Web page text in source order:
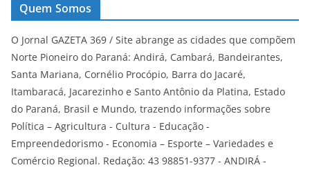
Quem Somos
O Jornal GAZETA 369 / Site abrange as cidades que compõem
Norte Pioneiro do Paraná: Andirá, Cambará, Bandeirantes,
Santa Mariana, Cornélio Procópio, Barra do Jacaré,
Itambaracá, Jacarezinho e Santo Antônio da Platina, Estado
do Paraná, Brasil e Mundo, trazendo informações sobre
Política – Agricultura - Cultura - Educação -
Empreendedorismo - Economia – Esporte – Variedades e
Comércio Regional. Redação: 43 98851-9377 - ANDIRÁ -